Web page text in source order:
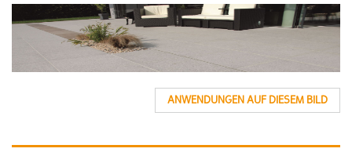
ANWENDUNGEN AUF DIESEM BILD